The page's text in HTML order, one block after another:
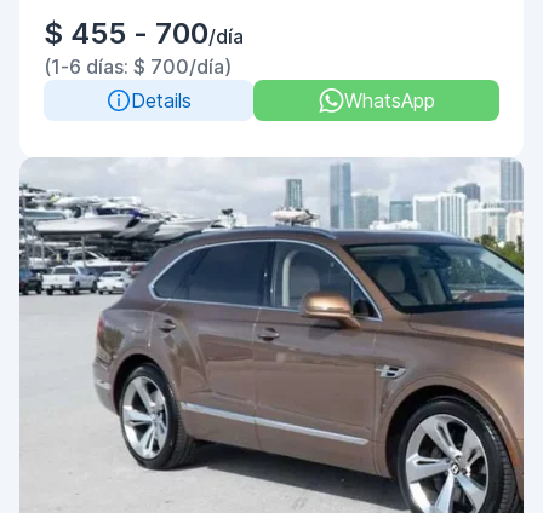
$ 455 - 700/día
(1-6 días: $ 700/día)
Details
WhatsApp